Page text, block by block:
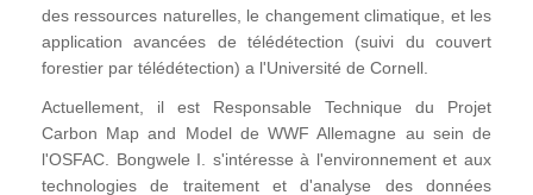
des ressources naturelles, le changement climatique, et les
application avancées de télédétection (suivi du couvert
forestier par télédétection) a l'Université de Cornell.
Actuellement, il est Responsable Technique du Projet
Carbon Map and Model de WWF Allemagne au sein de
l'OSFAC. Bongwele I. s'intéresse à l'environnement et aux
technologies de traitement et d'analyse des données